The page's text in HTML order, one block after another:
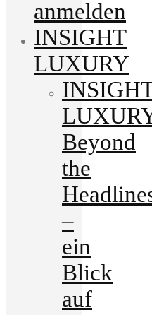
anmelden
INSIGHT
LUXURY
Beyond
the
–
ein
Blick
auf